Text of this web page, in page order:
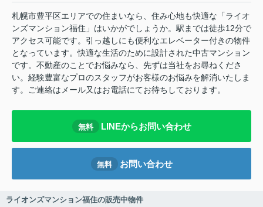
札幌市豊平区エリアでの住まいなら、住み心地も快適な「ライオ
ンズマンション福住」はいかがでしょうか。駅までは徒歩12分で
アクセス可能です。引っ越しにも便利なエレベーター付きの物件
となっています。快適な生活のために設計された中古マンション
です。不動産のことでお悩みなら、先ずは当社をお尋ねくださ
い。経験豊富なプロのスタッフがお客様のお悩みを解消いたしま
す。ご連絡はメール又はお電話にてお待ちしております。
無料 LINEからお問い合わせ
無料 お問い合わせ
ライオンズマンション福住の販売中物件